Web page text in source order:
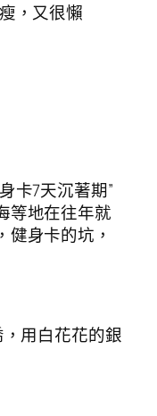
，又很懶
7天沉著期”
等地在往年就
身卡的坑，
用白花花的銀